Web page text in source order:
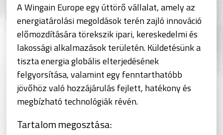
A Wingain Europe egy úttörő vállalat, amely az
energiatárolási megoldások terén zajló innováció
előmozdítására törekszik ipari, kereskedelmi és
lakossági alkalmazások területén. Küldetésünk a
tiszta energia globális elterjedésének
felgyorsítása, valamint egy fenntarthatóbb
jövőhöz való hozzájárulás fejlett, hatékony és
megbízható technológiák révén.
Tartalom megosztása: